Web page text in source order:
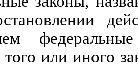
того или иного